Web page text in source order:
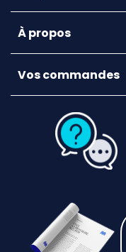
À propos
Vos commandes